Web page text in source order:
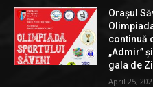
Orașul
continuă
„Admir”
gala de
April 25,